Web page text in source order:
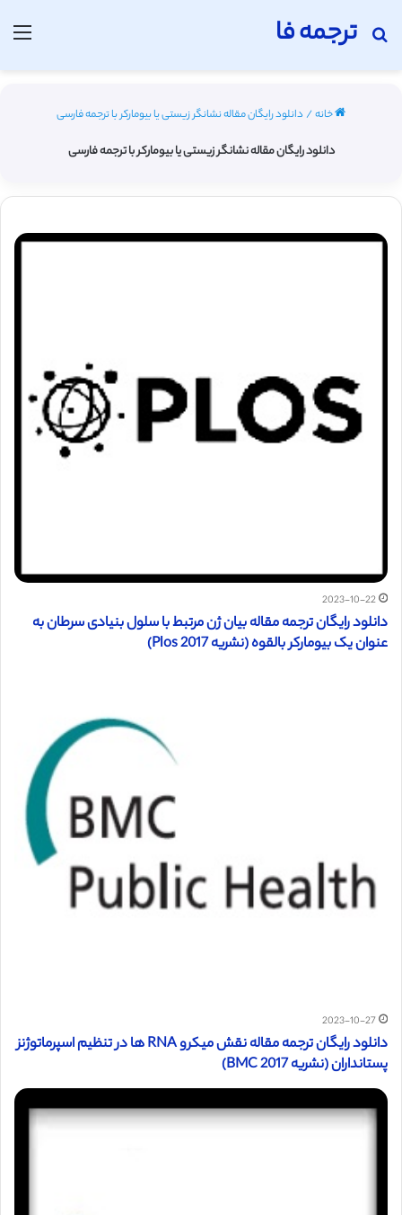
ترجمه فا
جستجو برای
خانه/ دانلود رایگان مقاله نشانگر زیستی یا بیومارکر با ترجمه فارسی
دانلود رایگان مقاله نشانگر زیستی یا بیومارکر با ترجمه فارسی
2023-10-22
دانلود رایگان ترجمه مقاله بیان ژن مرتبط با سلول بنیادی سرطان به
عنوان یک بیومارکر بالقوه (نشریه Plos 2017)
2023-10-27
دانلود رایگان ترجمه مقاله نقش میکرو RNA ها در تنظیم اسپرماتوژنز
پستانداران (نشریه BMC 2017)